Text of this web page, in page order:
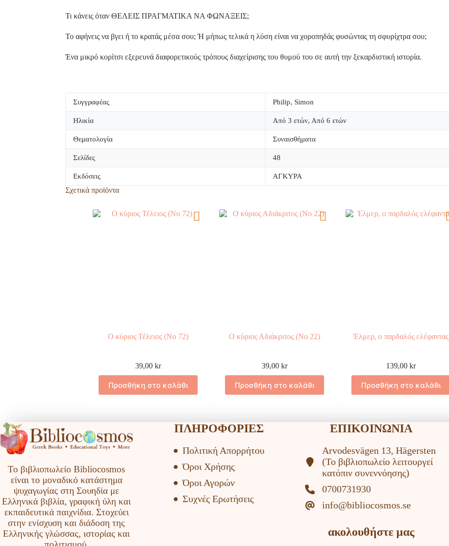
Τι κάνεις όταν ΘΕΛΕΙΣ ΠΡΑΓΜΑΤΙΚΑ ΝΑ ΦΩΝΑΞΕΙΣ;
Το αφήνεις να βγει ή το κρατάς μέσα σου; Ή μήπως τελικά η λύση είναι να χοροπηδάς φυσώντας τη σφυρίχτρα σου;
Ένα μικρό κορίτσι εξερευνά διαφορετικούς τρόπους διαχείρισης του θυμού του σε αυτή την ξεκαρδιστική ιστορία.
Συγγραφέας Philip, Simon
Ηλικία Από 3 ετών, Από 6 ετών
Θεματολογία Συναισθήματα
Σελίδες 48
Εκδόσεις ΑΓΚΥΡΑ
Σχετικά προϊόντα
Ο κύριος Τέλειος (Νο 72)
39,00kr
Προσθήκη στο καλάθι
Ο κύριος Αδιάκριτος (Νο 22)
39,00kr
Προσθήκη στο καλάθι
Έλμερ, ο παρδαλός ελέφαντας
139,00 kr
Προσθήκη στο καλάθι
Το βιβλιοπωλείο Bibliocosmos
είναι το μοναδικό κατάστημα
ψυχαγωγίας στη Σουηδία με
Ελληνικά βιβλία, γραφική ύλη και
εκπαιδευτικά παιχνίδια. Στοχεύει
στην ενίσχυση και διάδοση της
Ελληνικής γλώσσας, ιστορίας και
ΠΛΗΡΟΦΟΡΙΕΣ
Πολιτική Απορρήτου
Όροι Χρήσης
Όροι Αγορών
Συχνές Ερωτήσεις
ΕΠΙΚΟΙΝΩΝΙΑ
Arvodesvägen 13, Hägersten
(To βιβλιοπωλείο λειτουργεί
κατόπιν συνεννόησης)
0700731930
info@bibliocosmos.se
ακολουθήστε μας